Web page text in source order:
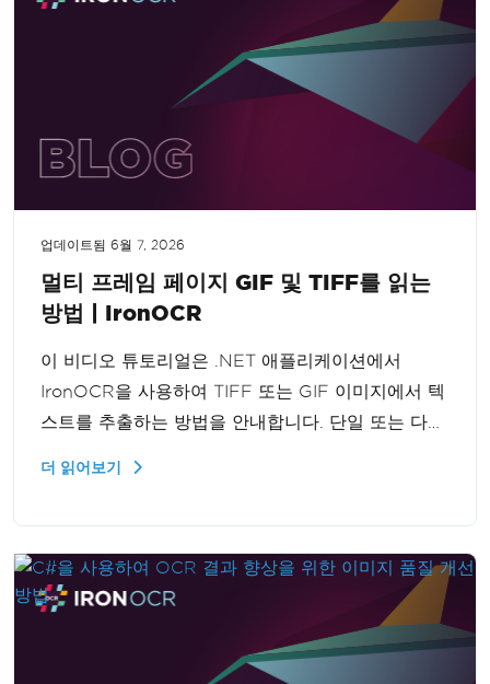
업데이트됨 6월 7, 2026
멀티 프레임 페이지 GIF 및 TIFF를 읽는
방법 | IronOCR
이 비디오 튜토리얼은 .NET 애플리케이션에서
IronOCR을 사용하여 TIFF 또는 GIF 이미지에서 텍
스트를 추출하는 방법을 안내합니다. 단일 또는 다중
더 읽어보기